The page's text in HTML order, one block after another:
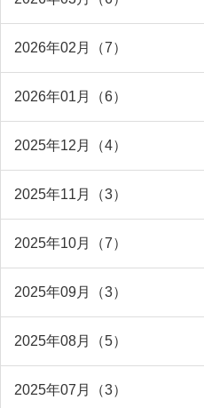
2026年02月（7）
2026年01月（6）
2025年12月（4）
2025年11月（3）
2025年10月（7）
2025年09月（3）
2025年08月（5）
2025年07月（3）